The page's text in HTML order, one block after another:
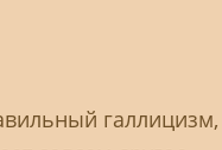
галлицизм,